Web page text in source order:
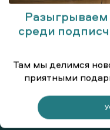
Разыгрываем
среди
Там мы делимся
приятными